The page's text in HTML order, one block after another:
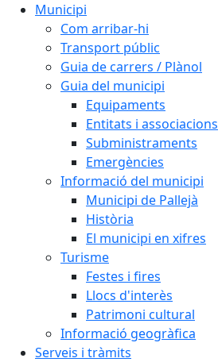
Municipi
Com arribar-hi
Transport públic
Guia de carrers / Plànol
Guia del municipi
Equipaments
Entitats i associacions
Subministraments
Emergències
Informació del municipi
Municipi de Pallejà
Història
El municipi en xifres
Turisme
Festes i fires
Llocs d'interès
Patrimoni cultural
Informació geogràfica
Serveis i tràmits